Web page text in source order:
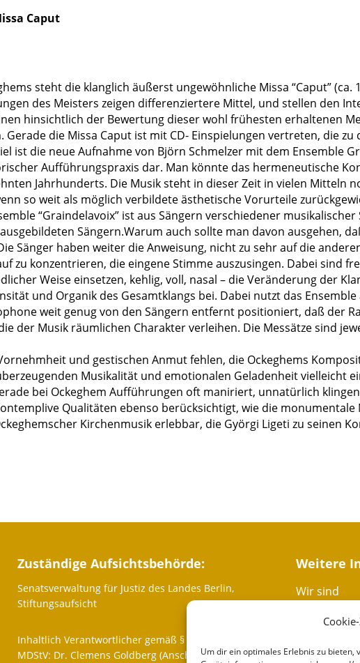
Um dir ein optimales Erlebnis zu bieten,
Caput
steht die klanglich äußerst ungewöhnliche Missa “Caput”
des Meisters zeigen differenziertere Mittel, und stellen den
hinsichtlich der Bewertung dieser wohl frühesten erhaltenen
Gerade die Missa Caput ist mit CD- Einspielungen vertreten, die
ist die neue Aufnahme von Björn Schmelzer mit dem Ensemble
Aufführungspraxis dar. Man könnte das hermeneutische
Jahrhunderts. Die Musik steht in dieser Zeit in vielen Mitteln
so weit als möglich verbildete ästhetische Vorurteile
“Graindelavoix” ist aus Sängern verschiedener
Sängern.Warum auch sollte man davon ausgehen,
Sänger haben weiter die Anweisung, nicht zu sehr auf die
zu konzentrieren, die eingene Stimme auszusingen. Dabei sind
Weise einsetzen, kehlig, voll, nasal – die Veränderung der
und Organik des Gesamtklangs bei. Dabei nutzt das
weit genug von den Sängern entfernt positioniert, daß der
der Musik räumlichen Charakter verleihen. Die Messätze sind
und gestischen Anmut fehlen, die Ockeghems
Musikalität und emotionalen Geladenheit vielleicht
bei Ockeghem Aufführungen oft maniriert, unnatürlich
Qualitäten ebenso berücksichtigt, wie die
Kirchenmusik erlebbar, die Györgi Ligeti zu seinen
Zuständige Aufsichtsbehörde:
Senatsverwaltung für Justiz des Landes Berlin,
Stiftungsaufsicht
Inhaltlich Verantwortlicher gemäß § 10 Absatz 3
MDStV: Dr. Clemens Goldberg (Anschrift wie oben)
Weitere
Wir sind
Partner
Spenden